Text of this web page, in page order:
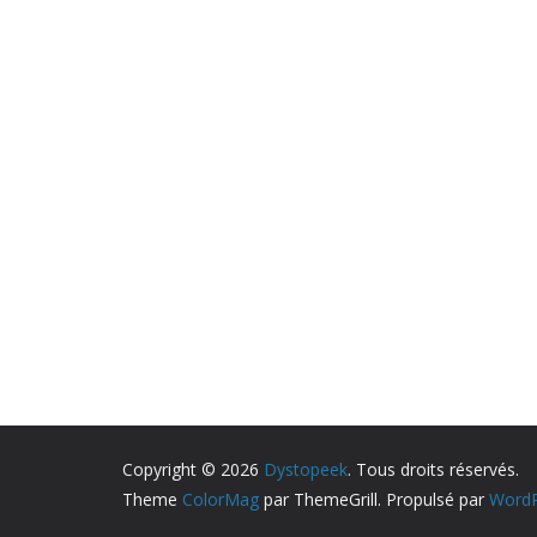
Copyright © 2026 Dystopeek. Tous droits réservés.
Theme ColorMag par ThemeGrill. Propulsé par